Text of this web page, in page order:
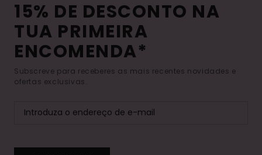
15% DE DESCONTO NA
TUA PRIMEIRA
ENCOMENDA*
Subscreve para receberes as mais recentes novidades e
ofertas exclusivas.